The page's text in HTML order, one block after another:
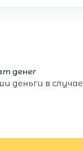
денег
деньги в случае